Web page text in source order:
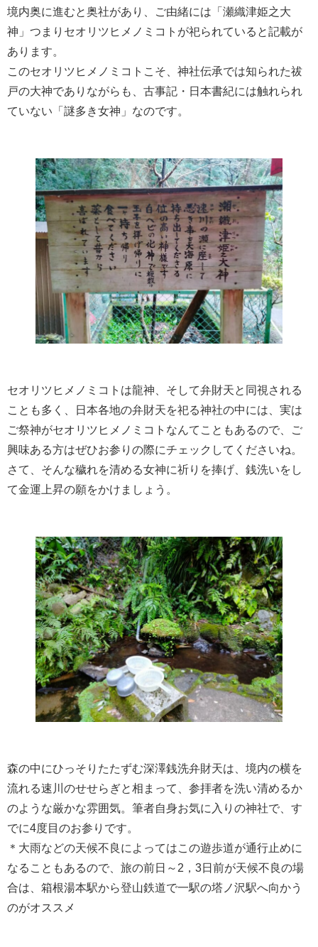
境内奥に進むと奥社があり、ご由緒には「瀬織津姫之大
神」つまりセオリツヒメノミコトが祀られていると記載が
あります。
このセオリツヒメノミコトこそ、神社伝承では知られた祓
戸の大神でありながらも、古事記・日本書紀には触れられ
ていない「謎多き女神」なのです。
セオリツヒメノミコトは龍神、そして弁財天と同視される
ことも多く、日本各地の弁財天を祀る神社の中には、実は
ご祭神がセオリツヒメノミコトなんてこともあるので、ご
興味ある方はぜひお参りの際にチェックしてくださいね。
さて、そんな穢れを清める女神に祈りを捧げ、銭洗いをし
て金運上昇の願をかけましょう。
森の中にひっそりたたずむ深澤銭洗弁財天は、境内の横を
流れる速川のせせらぎと相まって、参拝者を洗い清めるか
のような厳かな雰囲気。筆者自身お気に入りの神社で、す
でに4度目のお参りです。
＊大雨などの天候不良によってはこの遊歩道が通行止めに
なることもあるので、旅の前日～2，3日前が天候不良の場
合は、箱根湯本駅から登山鉄道で一駅の塔ノ沢駅へ向かう
のがオススメ